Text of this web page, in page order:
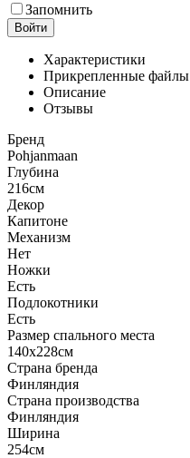
Запомнить
Войти
Характеристики
Прикрепленные файлы
Описание
Отзывы
Бренд
Pohjanmaan
Глубина
216см
Декор
Капитоне
Механизм
Нет
Ножки
Есть
Подлокотники
Есть
Размер спального места
140x228см
Страна бренда
Финляндия
Страна производства
Финляндия
Ширина
254см